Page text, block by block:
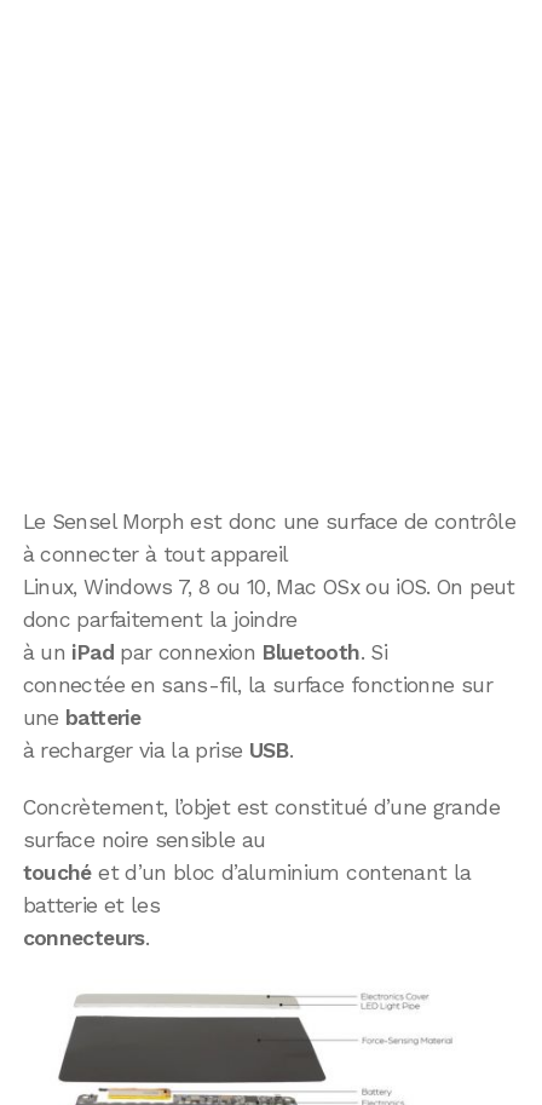
Le Sensel Morph est donc une surface de contrôle
à connecter à tout appareil
Linux, Windows 7, 8 ou 10, Mac OSx ou iOS. On peut
donc parfaitement la joindre
à un iPadpar connexion Bluetooth. Si
connectée en sans-fil, la surface fonctionne sur
une batterie
à recharger via la prise USB.
Concrètement, l’objet est constitué d’une grande
surface noire sensible au
touchéet d’un bloc d’aluminium contenant la
batterie et les
connecteurs.